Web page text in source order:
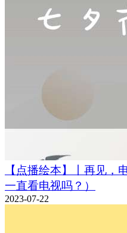
【点播绘本】丨再见，
一直看电视吗？）
2023-07-22